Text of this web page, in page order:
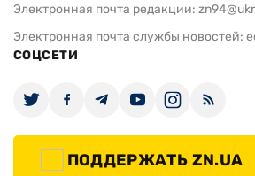
Электронная почта редакции:
Электронная почта службы новостей:
СОЦСЕТИ
ПОДДЕРЖАТЬ ZN.UA